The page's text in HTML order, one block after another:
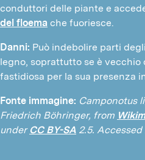
conduttori delle piante e
del floema che fuoriesce.
Danni: Può indebolire parti
legno, soprattutto se è vecchio
fastidiosa per la sua presenza
Fonte immagine: Camponotus
Friedrich Böhringer, from
under CC BY-SA 2.5.